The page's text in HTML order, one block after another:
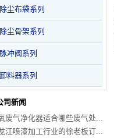
除尘布袋系列
除尘骨架系列
脉冲阀系列
卸料器系列
司新闻
废气净化器适合哪些废气处...
江喷漆加工行业的徐老板订...